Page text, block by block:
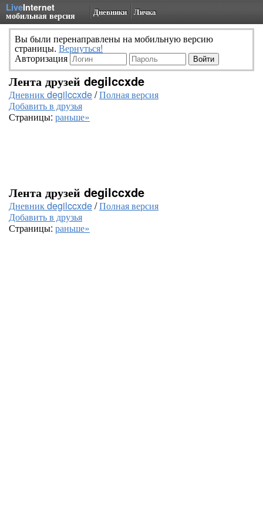
LiveInternet
мобильная версия Дневники Личка
Вы были перенаправлены на мобильную версию
страницы. Вернуться!
Авторизация
Лента друзей degilccxde
Дневник degilccxde/Полная версия
Добавить в друзья
Страницы: раньше»
Лента друзей degilccxde
Дневник degilccxde/Полная версия
Добавить в друзья
Страницы: раньше»